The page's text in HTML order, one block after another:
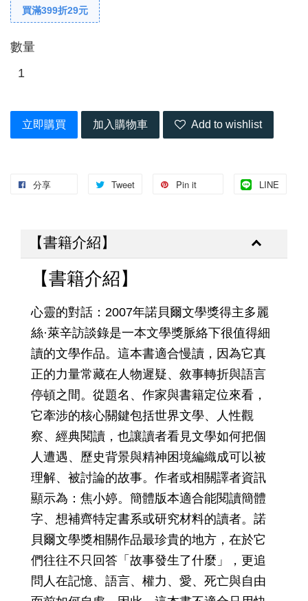
買滿399折29元
數量
立即購買 加入購物車 Add to wishlist
分享 Tweet Pin it LINE
【書籍介紹】
【書籍介紹】
心靈的對話：2007年諾貝爾文學獎得主多麗
絲·萊辛訪談錄是一本文學獎脈絡下很值得細
讀的文學作品。這本書適合慢讀，因為它真
正的力量常藏在人物遲疑、敘事轉折與語言
停頓之間。從題名、作家與書籍定位來看，
它牽涉的核心關鍵包括世界文學、人性觀
察、經典閱讀，也讓讀者看見文學如何把個
人遭遇、歷史背景與精神困境編織成可以被
理解、被討論的故事。作者或相關譯者資訊
顯示為：焦小婷。簡體版本適合能閱讀簡體
字、想補齊特定書系或研究材料的讀者。諾
貝爾文學獎相關作品最珍貴的地方，在於它
們往往不只回答「故事發生了什麼」，更追
問人在記憶、語言、權力、愛、死亡與自由